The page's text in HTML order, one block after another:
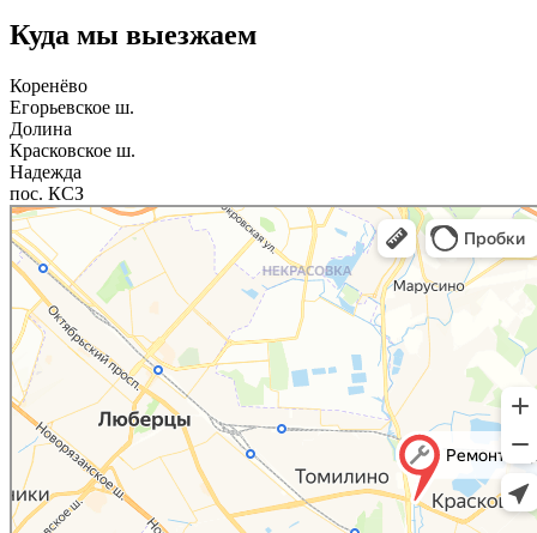
Куда мы выезжаем
Коренёво
Егорьевское ш.
Долина
Красковское ш.
Надежда
пос. КСЗ